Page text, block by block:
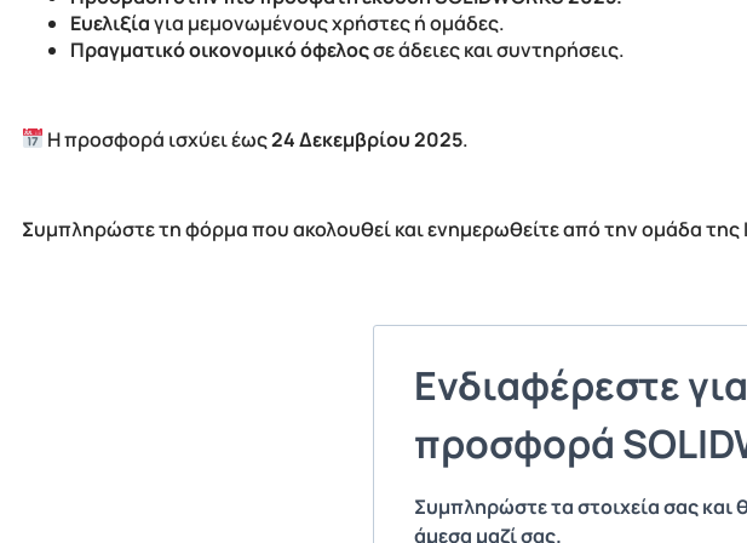
Ευελιξίαγια μεμονωμένους χρήστες ή ομάδες.
Πραγματικό οικονομικό όφελοςσε άδειες και συντηρήσεις.
Η προσφορά ισχύει έως24 Δεκεμβρίου 2025.
Συμπληρώστε τη φόρμα που ακολουθεί και ενημερωθείτε από την ομάδα της
Ενδιαφέρεστε
προσφορά
Συμπληρώστε τα στοιχεία σας και
άμεσα μαζί σας.